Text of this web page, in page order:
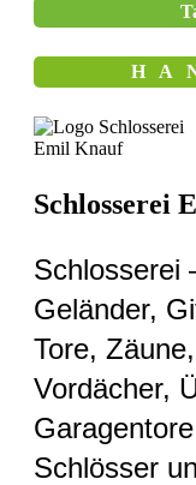
Schlosserei
Schlosserei
Geländer,
Tore,
Vordächer,
Schlösser